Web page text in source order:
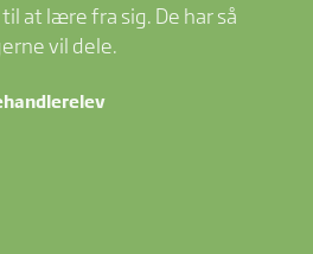
at lære fra sig. De har så
vil dele.